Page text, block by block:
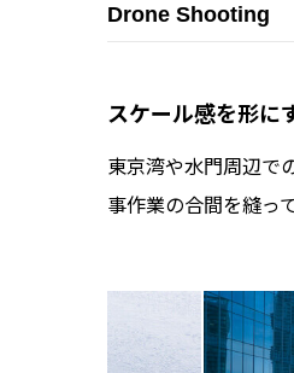
Drone Shooting
スケール感を形に
東京湾や水門周辺で
事作業の合間を縫っ